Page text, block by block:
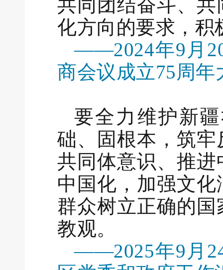
共同团结奋斗、
化方向的要求，积
——2024年9月
商会议成立75周年
要全力维护新
础、固根本，筑
共同体意识、推
中国化，加强文
群众树立正确的
教观。
——2025年9月